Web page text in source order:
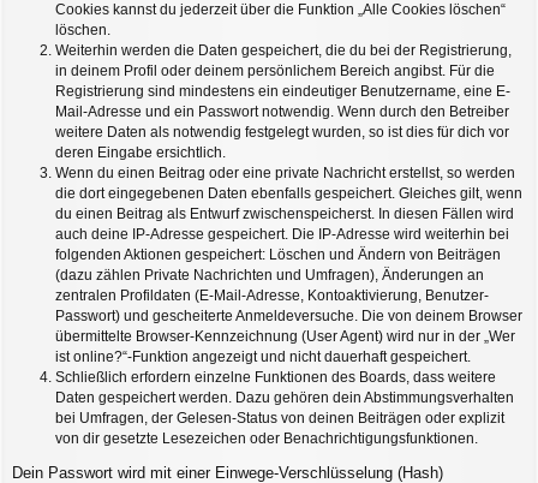
Cookies kannst du jederzeit über die Funktion „Alle Cookies löschen“
löschen.
Weiterhin werden die Daten gespeichert, die du bei der Registrierung,
in deinem Profil oder deinem persönlichem Bereich angibst. Für die
Registrierung sind mindestens ein eindeutiger Benutzername, eine E-
Mail-Adresse und ein Passwort notwendig. Wenn durch den Betreiber
weitere Daten als notwendig festgelegt wurden, so ist dies für dich vor
deren Eingabe ersichtlich.
Wenn du einen Beitrag oder eine private Nachricht erstellst, so werden
die dort eingegebenen Daten ebenfalls gespeichert. Gleiches gilt, wenn
du einen Beitrag als Entwurf zwischenspeicherst. In diesen Fällen wird
auch deine IP-Adresse gespeichert. Die IP-Adresse wird weiterhin bei
folgenden Aktionen gespeichert: Löschen und Ändern von Beiträgen
(dazu zählen Private Nachrichten und Umfragen), Änderungen an
zentralen Profildaten (E-Mail-Adresse, Kontoaktivierung, Benutzer-
Passwort) und gescheiterte Anmeldeversuche. Die von deinem Browser
übermittelte Browser-Kennzeichnung (User Agent) wird nur in der „Wer
ist online?“-Funktion angezeigt und nicht dauerhaft gespeichert.
Schließlich erfordern einzelne Funktionen des Boards, dass weitere
Daten gespeichert werden. Dazu gehören dein Abstimmungsverhalten
bei Umfragen, der Gelesen-Status von deinen Beiträgen oder explizit
von dir gesetzte Lesezeichen oder Benachrichtigungsfunktionen.
Dein Passwort wird mit einer Einwege-Verschlüsselung (Hash)